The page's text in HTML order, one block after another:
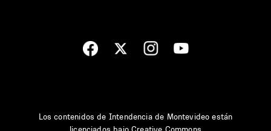
Los contenidos de Intendencia de Montevideo están